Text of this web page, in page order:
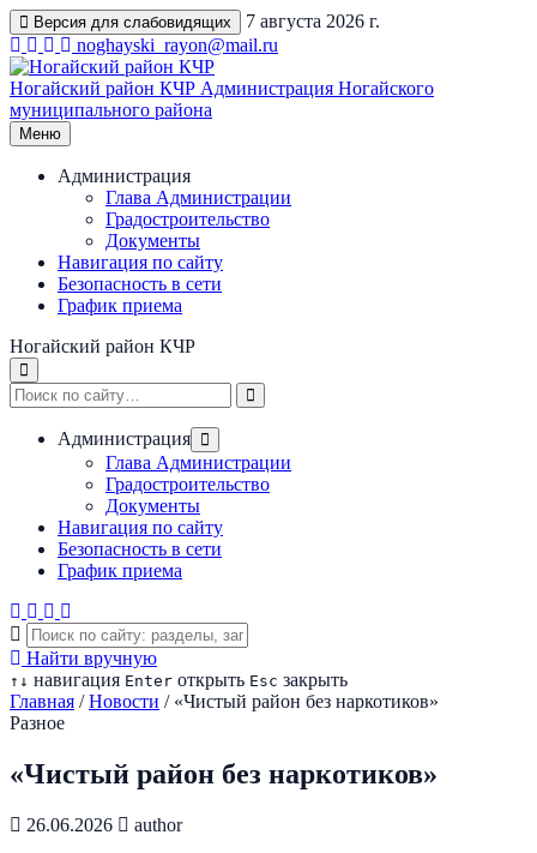
Перейти
к
содержимому
Версия для слабовидящих
7 августа 2026 г.
noghayski_rayon@mail.ru
Ногайский район КЧР Администрация Ногайского
муниципального района
Меню
Администрация
Глава Администрации
Градостроительство
Документы
Навигация по сайту
Безопасность в сети
График приема
Ногайский район КЧР
Администрация
Глава Администрации
Градостроительство
Документы
Навигация по сайту
Безопасность в сети
График приема
Найти вручную
↑ ↓ навигация Enter открыть Esc закрыть
Главная / Новости / «Чистый район без наркотиков»
Разное
«Чистый район без наркотиков»
26.06.2026
author